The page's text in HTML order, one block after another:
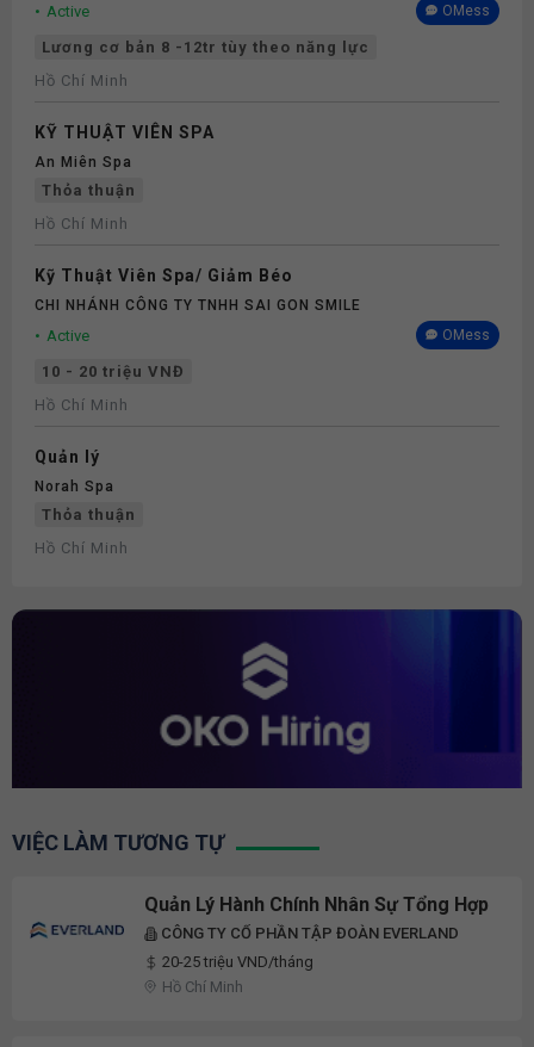
Active OMess
Lương cơ bản 8 -12tr tùy theo năng lực
Hồ Chí Minh
KỸ THUẬT VIÊN SPA
An Miên Spa
Thỏa thuận
Hồ Chí Minh
Kỹ Thuật Viên Spa/ Giảm Béo
CHI NHÁNH CÔNG TY TNHH SAI GON SMILE
Active OMess
10 - 20 triệu VNĐ
Hồ Chí Minh
Quản lý
Norah Spa
Thỏa thuận
Hồ Chí Minh
VIỆC LÀM TƯƠNG TỰ
Quản Lý Hành Chính Nhân Sự Tổng Hợp
CÔNG TY CỔ PHẦN TẬP ĐOÀN EVERLAND
20-25 triệu VND/tháng
Hồ Chí Minh